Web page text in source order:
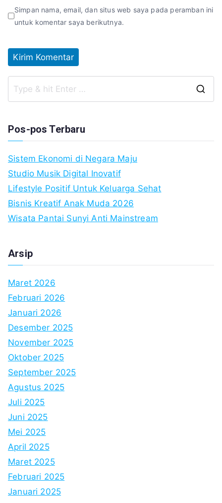
Simpan nama, email, dan situs web saya pada peramban ini
untuk komentar saya berikutnya.
Pos-pos Terbaru
Sistem Ekonomi di Negara Maju
Studio Musik Digital Inovatif
Lifestyle Positif Untuk Keluarga Sehat
Bisnis Kreatif Anak Muda 2026
Wisata Pantai Sunyi Anti Mainstream
Arsip
Maret 2026
Februari 2026
Januari 2026
Desember 2025
November 2025
Oktober 2025
September 2025
Agustus 2025
Juli 2025
Juni 2025
Mei 2025
April 2025
Maret 2025
Februari 2025
Januari 2025